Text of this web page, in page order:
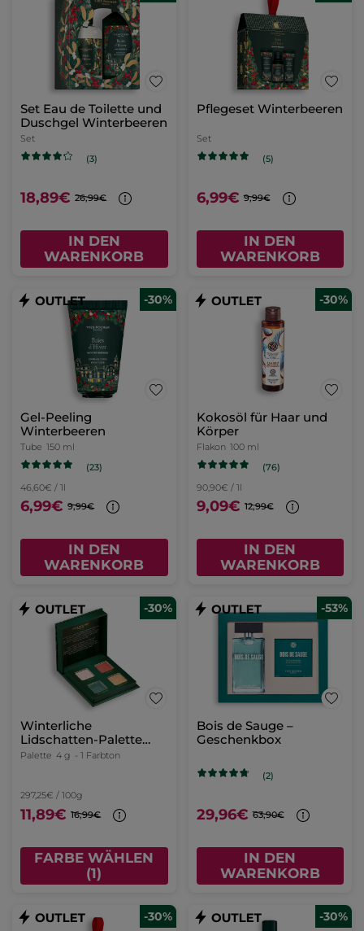
Set Eau de Toilette und
Duschgel Winterbeeren
Set
(3)
18,89€ 26,99€
IN DEN
WARENKORB
Pflegeset Winterbeeren
Set
(5)
6,99€ 9,99€
IN DEN
WARENKORB
-30%
Gel-Peeling
Winterbeeren
Tube 150 ml
(23)
46,60€ / 1l
6,99€ 9,99€
IN DEN
WARENKORB
-30%
Kokosöl für Haar und
Körper
Flakon 100 ml
(76)
90,90€ / 1l
9,09€ 12,99€
IN DEN
WARENKORB
-30%
Winterliche
Lidschatten-Palette
Blick – Limited Edition
Palette 4 g - 1 Farbton
297,25€ / 100g
11,89€ 16,99€
FARBE WÄHLEN
(1)
-53%
Bois de Sauge –
Geschenkbox
(2)
29,96€ 63,90€
IN DEN
WARENKORB
-30% -30%